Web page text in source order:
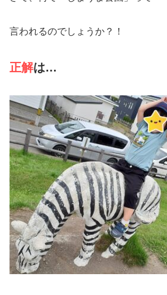
言われるのでしょうか？！
正解は…